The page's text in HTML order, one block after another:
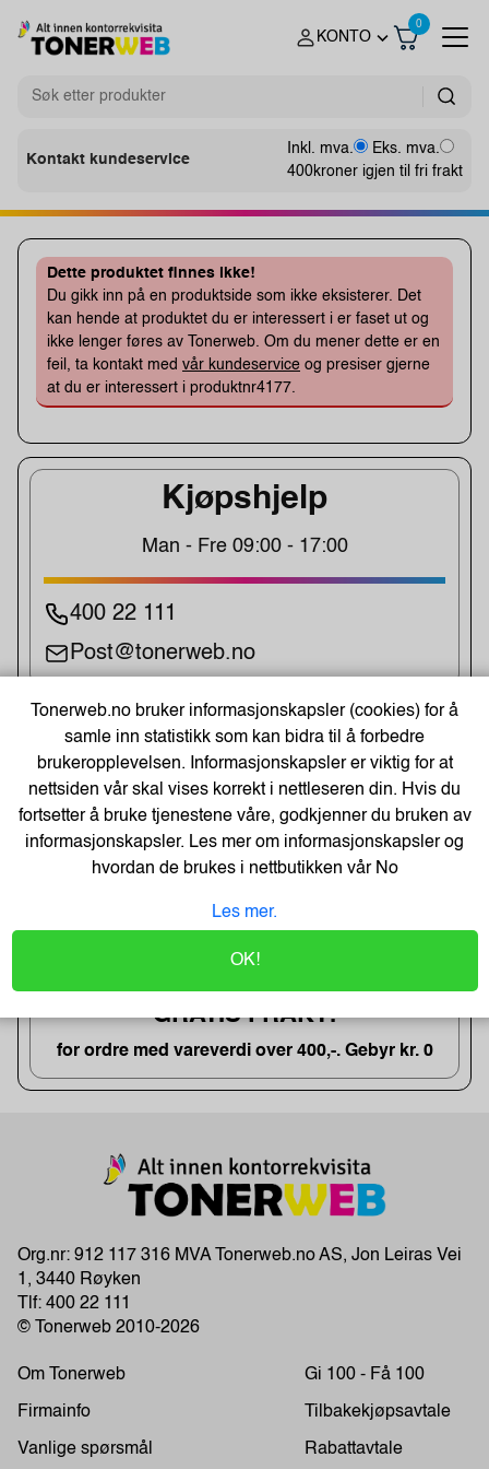
KONTO
0
Kontakt kundeservice
Inkl. mva.
Eks. mva.
400kroner igjen til fri frakt
Kjøpshjelp
Man - Fre 09:00 - 17:00
400 22 111
Post@tonerweb.no
UKENS TILBUD!
GRATIS FRAKT!
for ordre med vareverdi over 400,-. Gebyr kr. 0
Dette produktet finnes ikke!
Du gikk inn på en produktside som ikke eksisterer. Det
kan hende at produktet du er interessert i er faset ut og
ikke lenger føres av Tonerweb. Om du mener dette er en
feil, ta kontakt med vår kundeservice og presiser gjerne
at du er interessert i produktnr4177.
Org.nr: 912 117 316 MVA Tonerweb.no AS, Jon Leiras Vei
1, 3440 Røyken
Tlf: 400 22 111
© Tonerweb 2010-2026
Om Tonerweb
Firmainfo
Vanlige spørsmål
Gi 100 - Få 100
Tilbakekjøpsavtale
Rabattavtale
Tonerweb.no bruker informasjonskapsler (cookies) for å
samle inn statistikk som kan bidra til å forbedre
brukeropplevelsen. Informasjonskapsler er viktig for at
nettsiden vår skal vises korrekt i nettleseren din. Hvis du
fortsetter å bruke tjenestene våre, godkjenner du bruken av
informasjonskapsler. Les mer om informasjonskapsler og
hvordan de brukes i nettbutikken vårNo
Les mer.
OK!